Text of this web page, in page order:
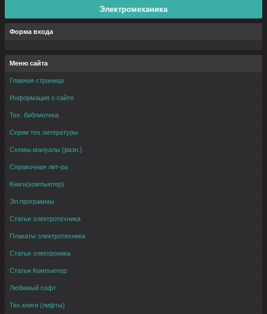
Электромеханика
Форма входа
Меню сайта
Главная страница
Информация о сайте
Тех. библиотека
Серии тех.литературы
Схемы,мануалы (разн.)
Справочная лит-ра
Книги(компьютер)
Эл.программы
Статьи электротехника
Плакаты электротехника
Статьи электроника
Статьи Компьютер
Любимый софт
Тех.книги (лифты)